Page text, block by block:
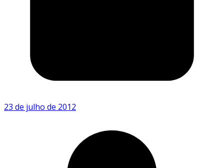
23 de julho de 2012